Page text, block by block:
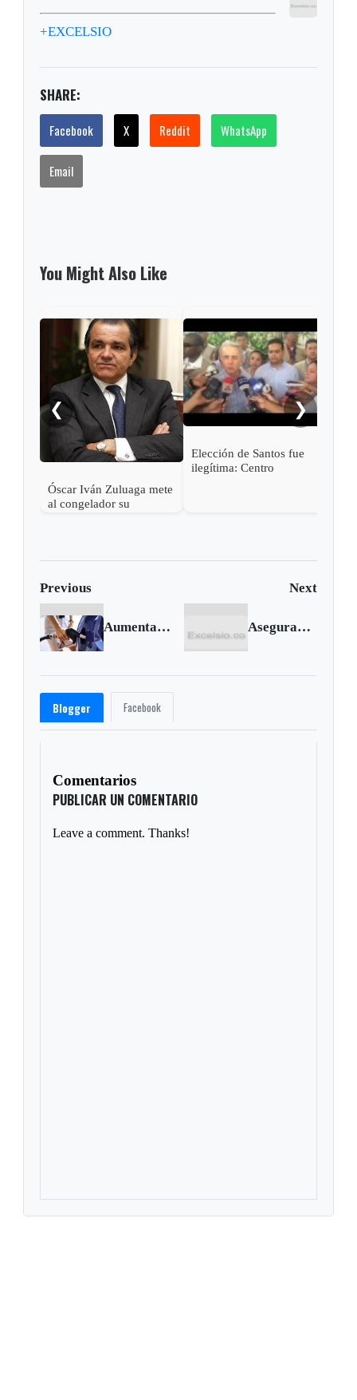
+EXCELSIO
SHARE:
Facebook X Reddit WhatsApp
Email
You Might Also Like
❮
Óscar Iván Zuluaga mete
al congelador su
Elección de Santos fue
ilegítima: Centro
❯
Previous Next
Aumentan los precios de combustibles para junio de 2015 Aseguran a cuatro integrantes de la banda Los Finqueros, que delinquía en Boyacá
Blogger Facebook
Comentarios
PUBLICAR UN COMENTARIO
Leave a comment. Thanks!